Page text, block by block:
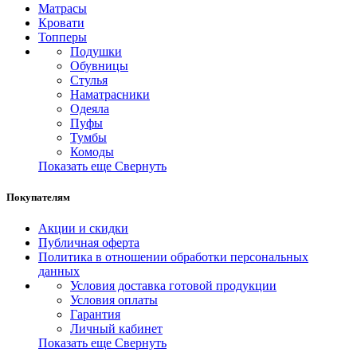
Матрасы
Кровати
Топперы
Подушки
Обувницы
Стулья
Наматрасники
Одеяла
Пуфы
Тумбы
Комоды
Показать еще Свернуть
Покупателям
Акции и скидки
Публичная оферта
Политика в отношении обработки персональных
данных
Условия доставка готовой продукции
Условия оплаты
Гарантия
Личный кабинет
Показать еще Свернуть